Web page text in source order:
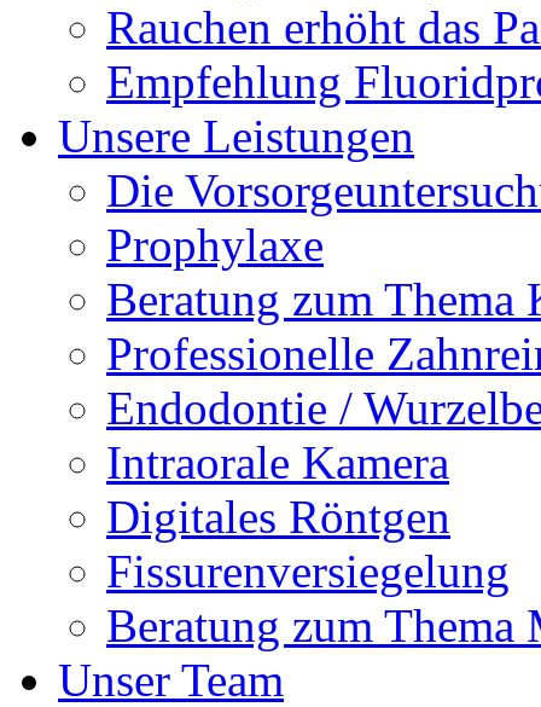
Rauchen erhöht das
Empfehlung
Unsere Leistungen
Die
Prophylaxe
Beratung zum Thema
Professionelle
Endodontie /
Intraorale Kamera
Digitales Röntgen
Fissurenversiegelung
Beratung zum Thema
Unser Team